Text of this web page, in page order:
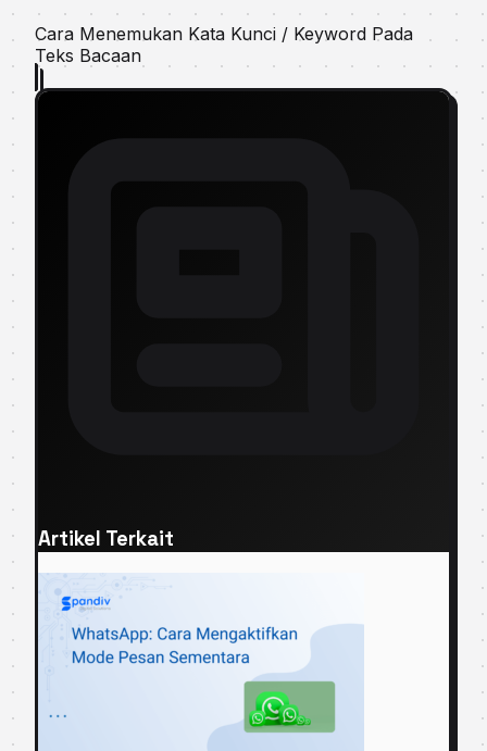
Cara Menemukan Kata Kunci / Keyword Pada
Teks Bacaan
Artikel Terkait